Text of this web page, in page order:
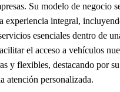
Su modelo de negocio
experiencia integral,
esenciales dentro de
el acceso a vehículos
y flexibles, destacando por
atención personalizada.